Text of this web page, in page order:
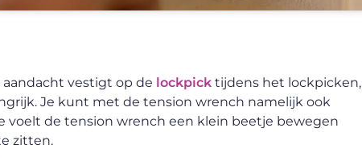
vestigt op de lockpick tijdens het lockpicken,
Je kunt met de tension wrench namelijk ook
voelt de tension wrench een klein beetje bewegen
zitten.